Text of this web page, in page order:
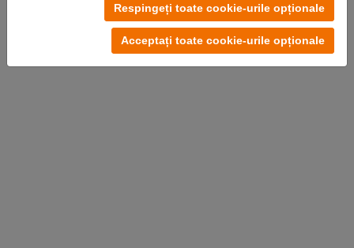
Respingeți toate cookie-urile opționale
Acceptați toate cookie-urile opționale
Politica de Confidențialitate-Termeni si Conditii